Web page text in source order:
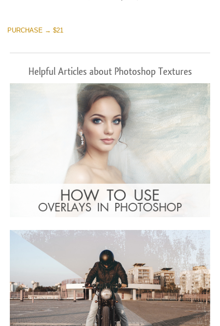
PURCHASE → $21
Helpful Articles about Photoshop Textures